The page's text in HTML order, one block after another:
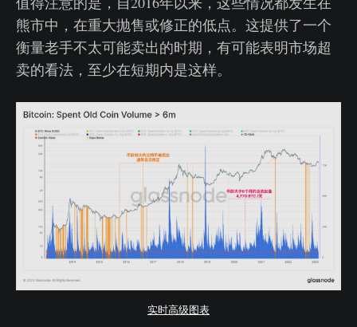
熊市中，在重大抛售或修正的低点。这提供了一个
衡量老手不太可能卖出的时期，有可能表明市场超
卖的看法，至少在短期内是这样。
实时高级图表